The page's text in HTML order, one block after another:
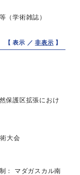
（学術雑誌）
【 表示 ／非表示 】
保護区拡張におけ
大会
： マダガスカル南